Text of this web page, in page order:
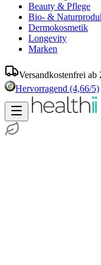
Beauty & Pflege
Bio- &
Dermokosmetik
Longevity
Marken
Versandkostenfrei
Hervorragend (4,66/5)